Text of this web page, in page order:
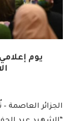
يوم
الجزائر العاصمة